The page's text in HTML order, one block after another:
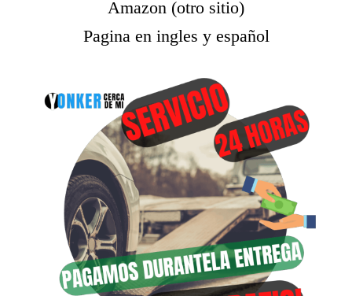
Amazon (otro sitio)
Pagina en ingles y español